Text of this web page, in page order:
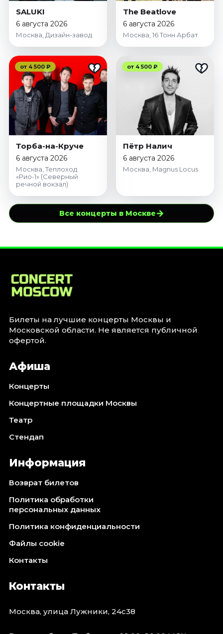
SALUKI
6 августа 2026
Москва, Дизайн-завод
The Beatlove
6 августа 2026
Москва, 16 Тонн Арбат
от 4 500 ₽
Торба-на-Круче
6 августа 2026
Москва, Теплоход
«Рио-1» (Северный
речной вокзал)
от 4 500 ₽
Пётр Налич
6 августа 2026
Москва, Magnus Locus
Все концерты в Москве→
Билеты на лучшие концерты Москвы и
Московской области. Не является публичной
офертой.
Афиша
Концерты
Концертные площадки Москвы
Театр
Стендап
Информация
Возврат билетов
Политика обработки
персональных данных
Политика конфиденциальности
Файлы cookie
Контакты
Контакты
Москва, улица Лужники, 24с38